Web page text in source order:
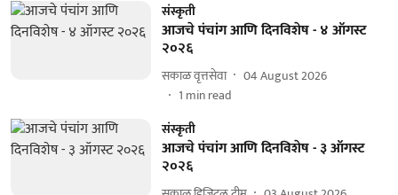
संस्कृती
आजचे पंचांग आणि दिनविशेष - ४ ऑगस्ट
२०२६
सकाळ वृत्तसेवा
04 August 2026
1 min read
संस्कृती
आजचे पंचांग आणि दिनविशेष - ३ ऑगस्ट
२०२६